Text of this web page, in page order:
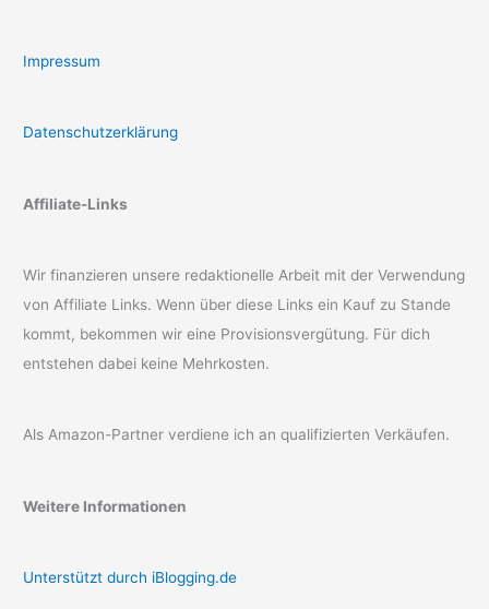
Impressum
Datenschutzerklärung
Affiliate-Links
Wir finanzieren unsere redaktionelle Arbeit mit der Verwendung
von Affiliate Links. Wenn über diese Links ein Kauf zu Stande
kommt, bekommen wir eine Provisionsvergütung. Für dich
entstehen dabei keine Mehrkosten.
Als Amazon-Partner verdiene ich an qualifizierten Verkäufen.
Weitere Informationen
Unterstützt durch iBlogging.de